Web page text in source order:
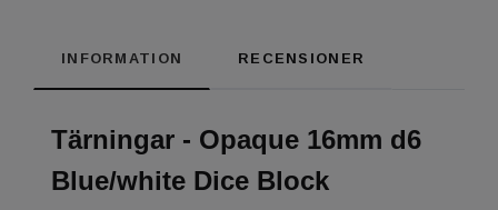
INFORMATION RECENSIONER
Tärningar - Opaque 16mm d6
Blue/white Dice Block